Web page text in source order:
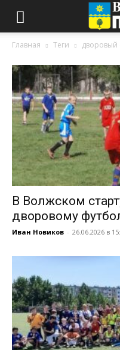
Главная Теги дворовый
В Волжском
дворовому
Иван Новиков - 26.06.2026 в